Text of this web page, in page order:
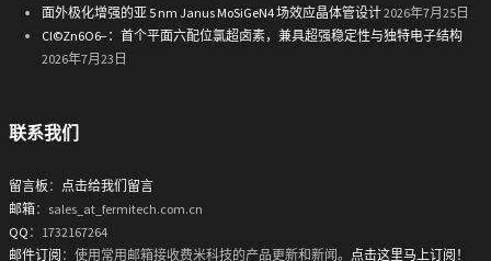
面外极化增强的亚 5 nm Janus MoSiGeN4 场效应晶体管设计2026年7月25日
Cl©Zn6O6−：首个平面六配位氯超卤素，兼具超强稳定性与独特电子结构
2026年7月23日
联系我们
留言板 ： 点击给我们留言
邮箱：sales_at_fermitech.com.cn
QQ ：1732167264
邮件订阅 ：使用常用邮箱接收费米科技的产品更新和新闻。 点击这里马上订阅！